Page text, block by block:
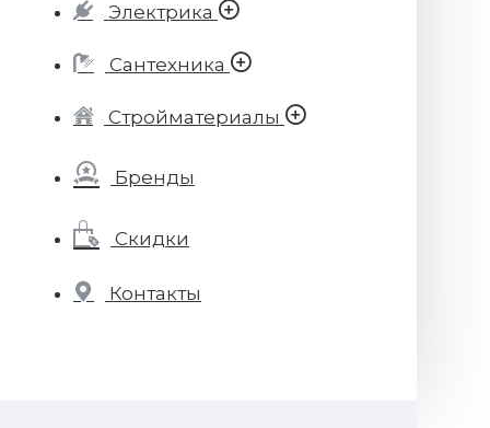
Электрика
Сантехника
Стройматериалы
Бренды
Скидки
Контакты